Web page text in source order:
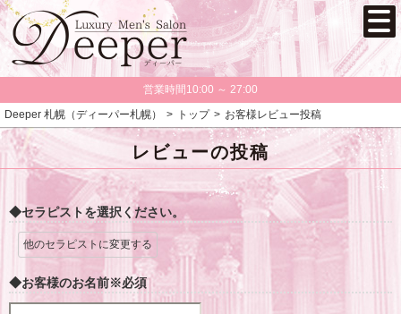
営業時間10:00 ～ 27:00
Deeper 札幌（ディーパー札幌）
トップ お客様レビュー投稿
レビューの投稿
◆セラピストを選択ください。
他のセラピストに変更する
◆お客様のお名前※必須